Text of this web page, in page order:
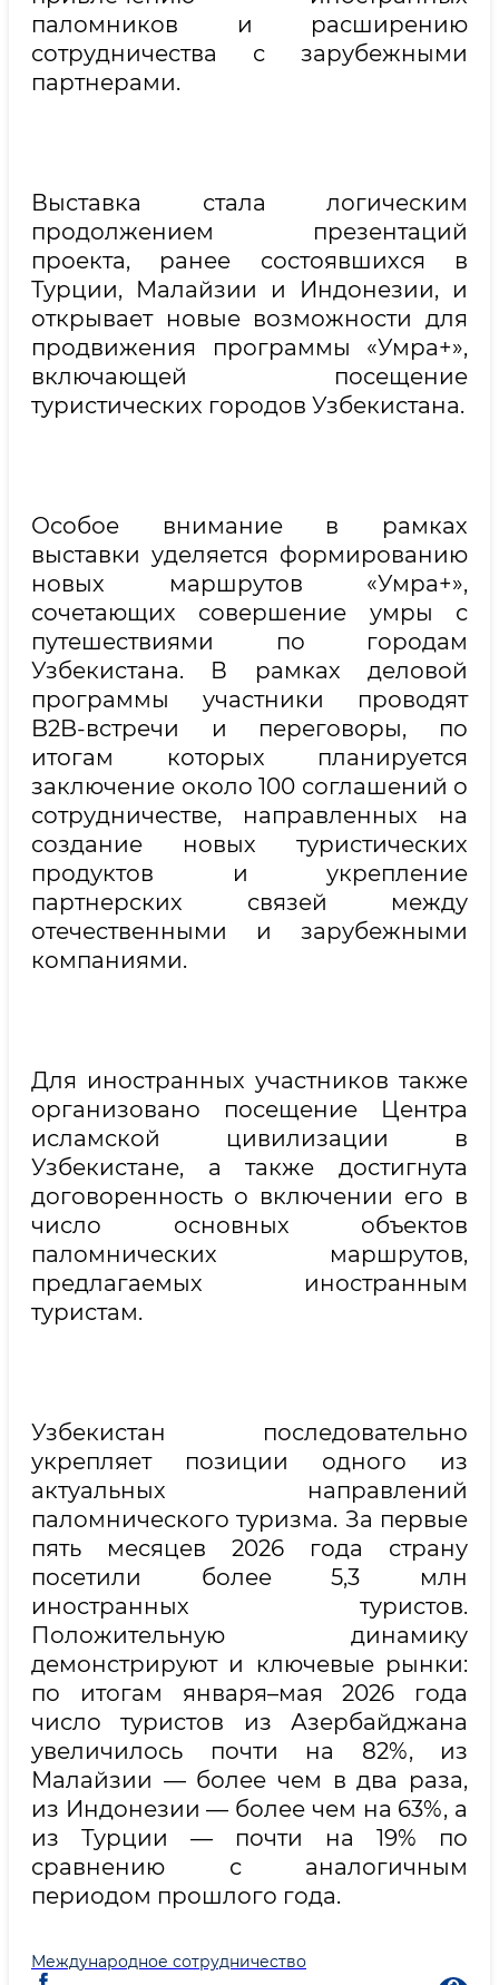
паломников и расширению
сотрудничества с зарубежными
партнерами.
Выставка стала логическим
продолжением презентаций
проекта, ранее состоявшихся в
Турции, Малайзии и Индонезии, и
открывает новые возможности для
продвижения программы «Умра+»,
включающей посещение
туристических городов Узбекистана.
Особое внимание в рамках
выставки уделяется формированию
новых маршрутов «Умра+»,
сочетающих совершение умры с
путешествиями по городам
Узбекистана. В рамках деловой
программы участники проводят
B2B-встречи и переговоры, по
итогам которых планируется
заключение около 100 соглашений о
сотрудничестве, направленных на
создание новых туристических
продуктов и укрепление
партнерских связей между
отечественными и зарубежными
компаниями.
Для иностранных участников также
организовано посещение Центра
исламской цивилизации в
Узбекистане, а также достигнута
договоренность о включении его в
число основных объектов
паломнических маршрутов,
предлагаемых иностранным
туристам.
Узбекистан последовательно
укрепляет позиции одного из
актуальных направлений
паломнического туризма. За первые
пять месяцев 2026 года страну
посетили более 5,3 млн
иностранных туристов.
Положительную динамику
демонстрируют и ключевые рынки:
по итогам января–мая 2026 года
число туристов из Азербайджана
увеличилось почти на 82%, из
Малайзии — более чем в два раза,
из Индонезии — более чем на 63%, а
из Турции — почти на 19% по
сравнению с аналогичным
периодом прошлого года.
Международное сотрудничество